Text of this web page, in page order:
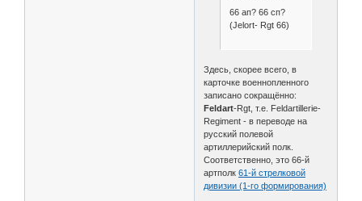
66 ап? 66 сп?
(Jelort- Rgt 66)
Здесь, скорее всего, в
карточке военнопленного
записано сокращённо:
Feldart-Rgt, т.е. Feldartillerie-
Regiment - в переводе на
русский полевой
артиллерийский полк.
Соответственно, это 66-й
артполк61-й стрелковой
дивизии (1-го формирования)